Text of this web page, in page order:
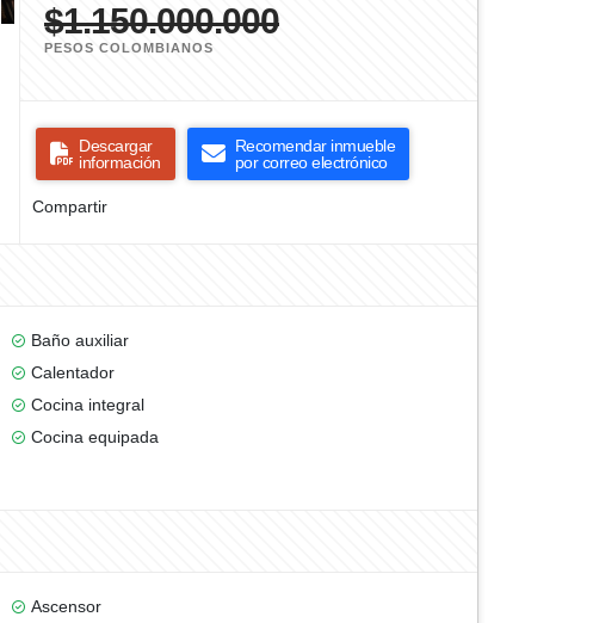
$1.150.000.000
PESOS COLOMBIANOS
Descargar
información
Recomendar inmueble
por correo electrónico
Compartir
Baño auxiliar
Calentador
Cocina integral
Cocina equipada
Ascensor